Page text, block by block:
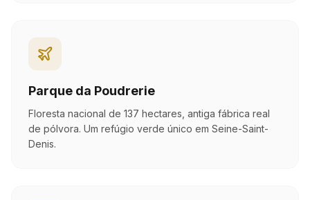
Parque da Poudrerie
Floresta nacional de 137 hectares, antiga fábrica real
de pólvora. Um refúgio verde único em Seine-Saint-
Denis.